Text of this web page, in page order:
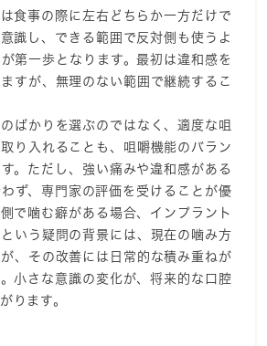
食事の際に左右どちらか一方だけで
識し、できる範囲で反対側も使うよ
第一歩となります。最初は違和感を
すが、無理のない範囲で継続するこ
ばかりを選ぶのではなく、適度な咀
り入れることも、咀嚼機能のバラン
。ただし、強い痛みや違和感がある
ず、専門家の評価を受けることが優
で噛む癖がある場合、インプラント
いう疑問の背景には、現在の噛み方
、その改善には日常的な積み重ねが
小さな意識の変化が、将来的な口腔
ります。